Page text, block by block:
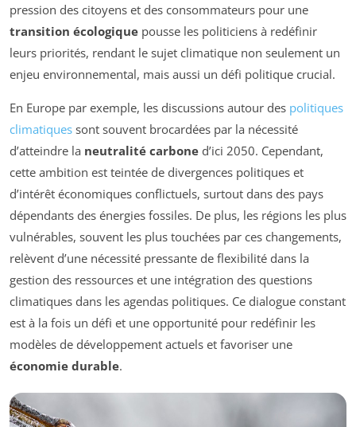
pression des citoyens et des consommateurs pour une
transition écologique pousse les politiciens à redéfinir
leurs priorités, rendant le sujet climatique non seulement un
enjeu environnemental, mais aussi un défi politique crucial.
En Europe par exemple, les discussions autour des politiques
climatiques sont souvent brocardées par la nécessité
d’atteindre la neutralité carbone d’ici 2050. Cependant,
cette ambition est teintée de divergences politiques et
d’intérêt économiques conflictuels, surtout dans des pays
dépendants des énergies fossiles. De plus, les régions les plus
vulnérables, souvent les plus touchées par ces changements,
relèvent d’une nécessité pressante de flexibilité dans la
gestion des ressources et une intégration des questions
climatiques dans les agendas politiques. Ce dialogue constant
est à la fois un défi et une opportunité pour redéfinir les
modèles de développement actuels et favoriser une
économie durable.